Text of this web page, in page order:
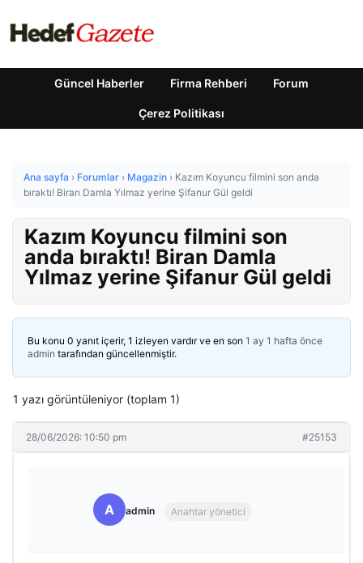
Güncel Haberler Firma Rehberi Forum
Çerez Politikası
Ana sayfa › Forumlar › Magazin › Kazım Koyuncu filmini son anda
bıraktı! Biran Damla Yılmaz yerine Şifanur Gül geldi
Kazım Koyuncu filmini son
anda bıraktı! Biran Damla
Yılmaz yerine Şifanur Gül geldi
Bu konu 0 yanıt içerir, 1 izleyen vardır ve en son 1 ay 1 hafta önce
admin tarafından güncellenmiştir.
1 yazı görüntüleniyor (toplam 1)
28/06/2026: 10:50 pm #25153
A admin Anahtar yönetici